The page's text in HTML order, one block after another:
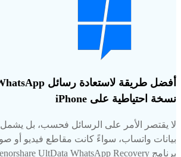
نسخة احتياطية على iPhone
لا يقتصر الأمر على الرسائل فحسب، بل يشمل
بيانات واتساب، سواءً كانت مقاطع فيديو أو